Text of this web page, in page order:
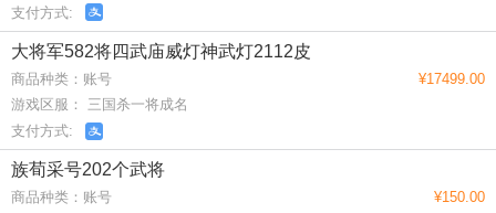
支付方式:
大将军582将四武庙威灯神武灯2112皮
商品种类：账号
游戏区服： 三国杀一将成名
支付方式:
¥17499.00
族荀采号202个武将
商品种类：账号
¥150.00